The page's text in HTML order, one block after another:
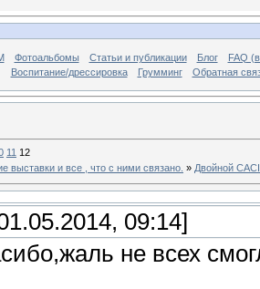
Фотоальбомы Статьи и публикации Блог
FAQ
Воспитание/дрессировка
Грумминг Обратная
11 12
выставки и все , что с ними связано. » Двойной
09:14]
не всех